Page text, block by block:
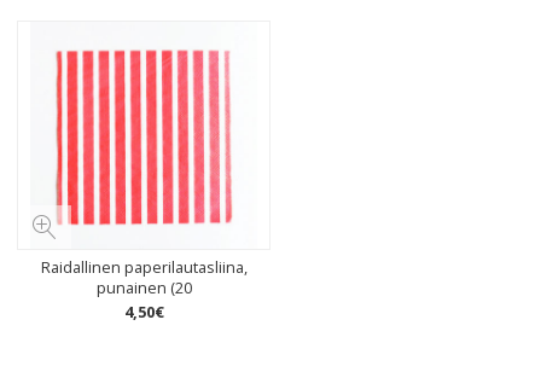
Raidallinen paperilautasliina,
punainen (20
4,50€